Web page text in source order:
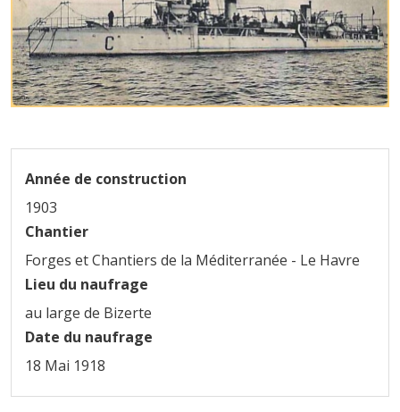
Année de construction
1903
Chantier
Forges et Chantiers de la Méditerranée - Le Havre
Lieu du naufrage
au large de Bizerte
Date du naufrage
18 Mai 1918